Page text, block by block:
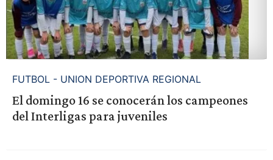
FUTBOL - UNION DEPORTIVA REGIONAL
El domingo 16 se conocerán los campeones
del Interligas para juveniles